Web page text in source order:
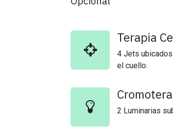
Terapia
4 Jets
el cuello.
2 Luminarias